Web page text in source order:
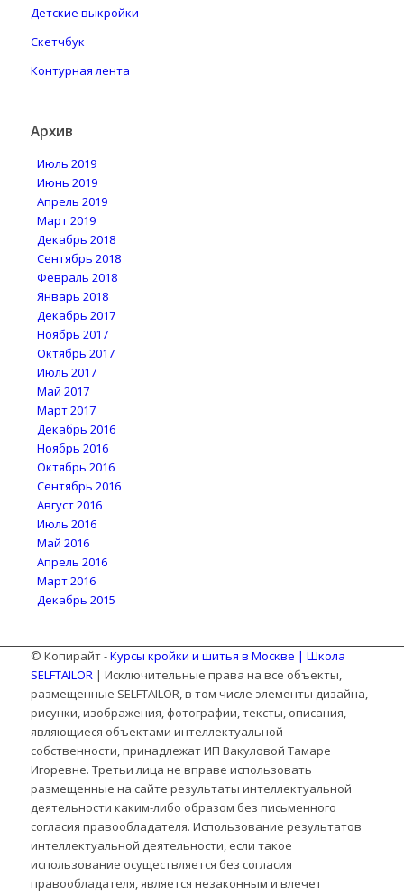
Детские выкройки
Скетчбук
Контурная лента
Архив
Июль 2019
Июнь 2019
Апрель 2019
Март 2019
Декабрь 2018
Сентябрь 2018
Февраль 2018
Январь 2018
Декабрь 2017
Ноябрь 2017
Октябрь 2017
Июль 2017
Май 2017
Март 2017
Декабрь 2016
Ноябрь 2016
Октябрь 2016
Сентябрь 2016
Август 2016
Июль 2016
Май 2016
Апрель 2016
Март 2016
Декабрь 2015
© Копирайт -Курсы кройки и шитья в Москве | Школа
SELFTAILOR| Исключительные права на все объекты,
размещенные SELFTAILOR, в том числе элементы дизайна,
рисунки, изображения, фотографии, тексты, описания,
являющиеся объектами интеллектуальной
собственности, принадлежат ИП Вакуловой Тамаре
Игоревне. Третьи лица не вправе использовать
размещенные на сайте результаты интеллектуальной
деятельности каким-либо образом без письменного
согласия правообладателя. Использование результатов
интеллектуальной деятельности, если такое
использование осуществляется без согласия
правообладателя, является незаконным и влечет